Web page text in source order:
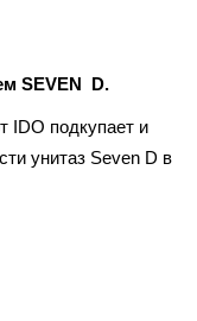
SEVEN D.
IDO подкупает и
унитаз Seven D в